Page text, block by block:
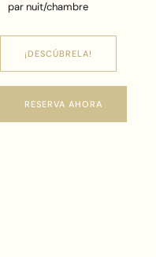
par nuit/chambre
¡DESCÚBRELA!
RESERVA AHORA